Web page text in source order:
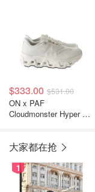
$333.00 $531.00
ON x PAF
Cloudmonster Hyper 运
大家都在抢
1